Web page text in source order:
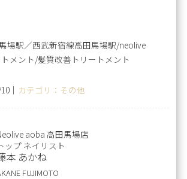
場駅／西武新宿線高田馬場駅/neolive
メント/髪質改善トリートメント
｜ カテゴリ：その他
aoba 高田馬場店
ップ ネイリスト
本 あかね
FUJIMOTO